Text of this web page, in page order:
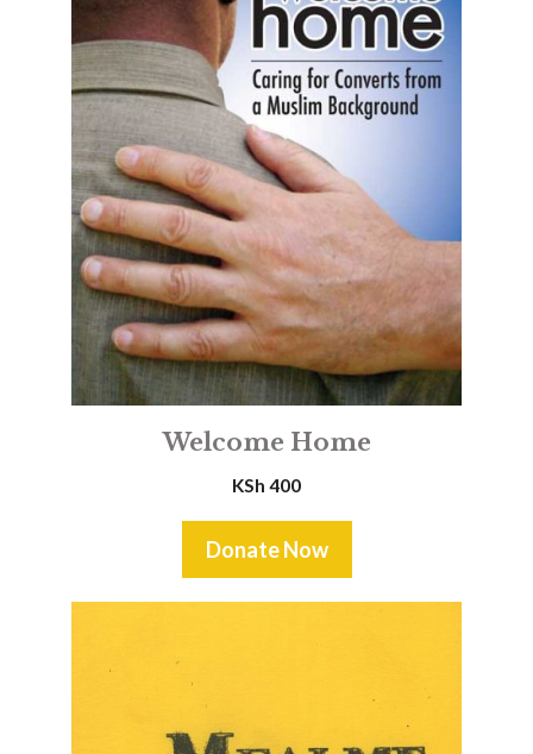
Welcome Home
KSh 400
Donate Now